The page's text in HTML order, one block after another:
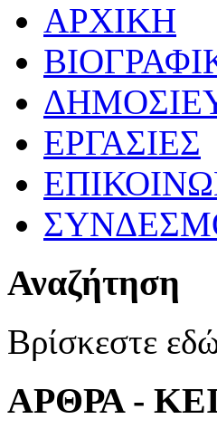
ΑΡΧΙΚΗ
ΕΡΓΑΣΙΕΣ
Αναζήτηση
Βρίσκεστε
ΑΡΘΡΑ -